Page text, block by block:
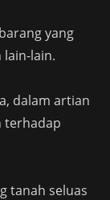
yang
lain-lain.
dalam artian
terhadap
tanah seluas